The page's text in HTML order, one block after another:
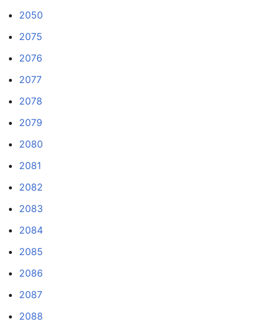
2050
2075
2076
2077
2078
2079
2080
2081
2082
2083
2084
2085
2086
2087
2088